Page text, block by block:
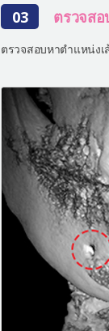
03 ตรวจสอ
ตรวจสอบหาตำแหน่ง